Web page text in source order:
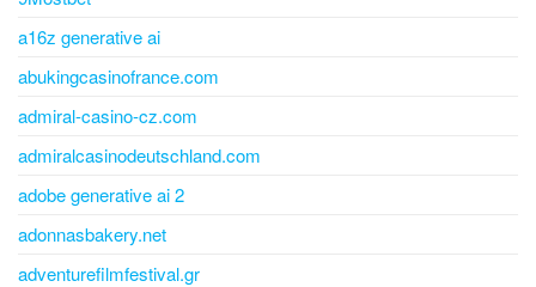
a16z generative ai
abukingcasinofrance.com
admiral-casino-cz.com
admiralcasinodeutschland.com
adobe generative ai 2
adonnasbakery.net
adventurefilmfestival.gr